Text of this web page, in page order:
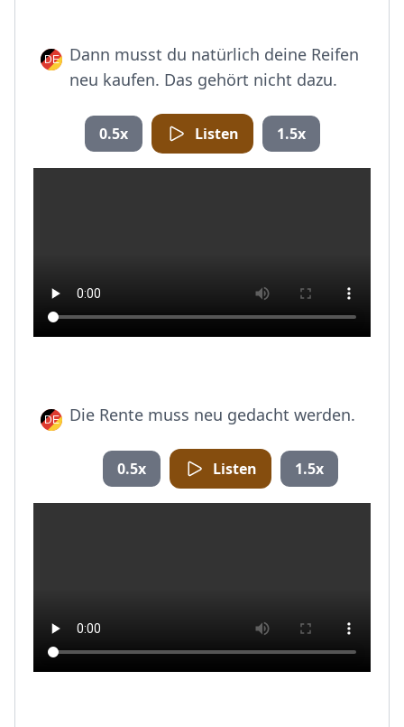
Dann musst du natürlich deine Reifen
neu kaufen. Das gehört nicht dazu.
0.5x Listen 1.5x
Die Rente muss neu gedacht werden.
0.5x Listen 1.5x